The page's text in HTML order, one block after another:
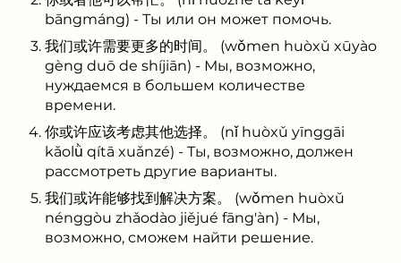
bāngmáng) - Ты или он может помочь.
我们或许需要更多的时间。 (wǒmen huòxǔ xūyào
gèng duō de shíjiān) - Мы, возможно,
нуждаемся в большем количестве
времени.
你或许应该考虑其他选择。 (nǐ huòxǔ yīnggāi
kǎolǜ qítā xuǎnzé) - Ты, возможно, должен
рассмотреть другие варианты.
我们或许能够找到解决方案。 (wǒmen huòxǔ
nénggòu zhǎodào jiějué fāng'àn) - Мы,
возможно, сможем найти решение.